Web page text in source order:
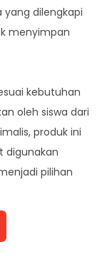
yang dilengkapi
menyimpan
kebutuhan
oleh siswa dari
produk ini
digunakan
pilihan